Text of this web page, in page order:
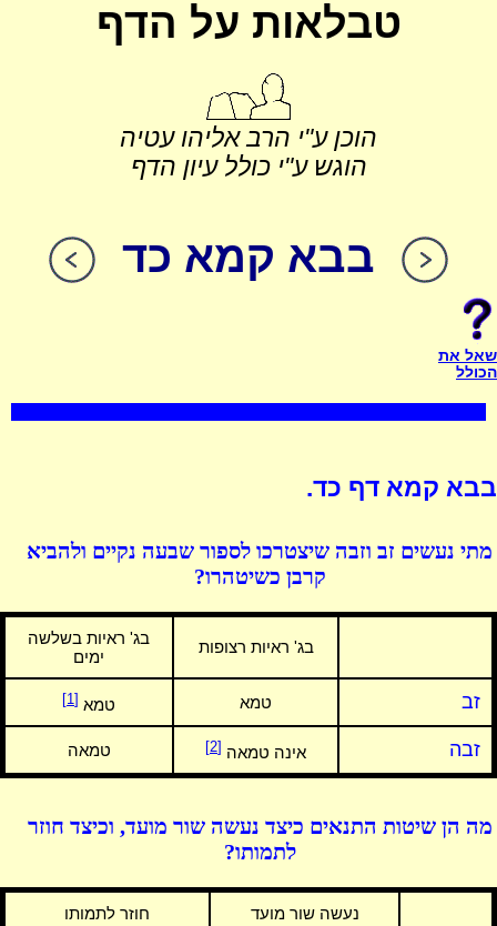
טבלאות על הדף
הוכן ע"י הרב אליהו עטיה
הוגש ע"י כולל עיון הדף
בבא קמא כד
שאל את
הכולל
בבא קמא דף כד.
מתי נעשים זב וזבה שיצטרכו לספור שבעה נקיים ולהביא
קרבן כשיטהרו?
בג' ראיות רצופות
בג' ראיות בשלשה
ימים
זב טמא טמא [1]
זבה אינה טמאה [2] טמאה
מה הן שיטות התנאים כיצד נעשה שור מועד, וכיצד חוזר
לתמותו?
נעשה שור מועד חוזר לתמותו